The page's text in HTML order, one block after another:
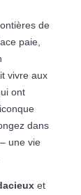
de
paie,
vivre aux
ont
dans
une vie
et